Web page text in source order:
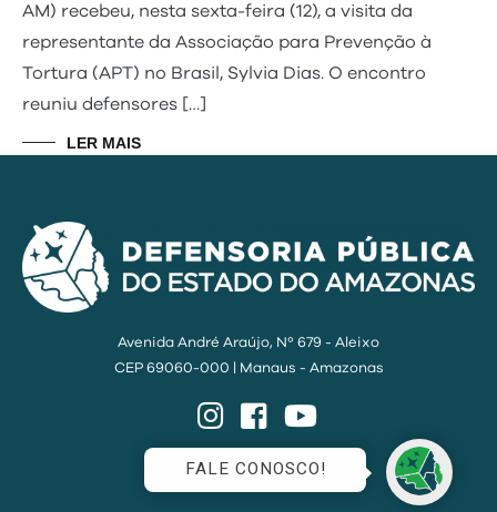
AM) recebeu, nesta sexta-feira (12), a visita da
representante da Associação para Prevenção à
Tortura (APT) no Brasil, Sylvia Dias. O encontro
reuniu defensores […]
LER MAIS
Avenida André Araújo, Nº 679 - Aleixo
CEP 69060-000 | Manaus - Amazonas
InstagramFacebook
FALE CONOSCO!